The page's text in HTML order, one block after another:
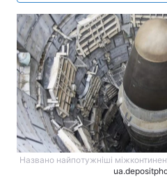
Названо найпотужніші